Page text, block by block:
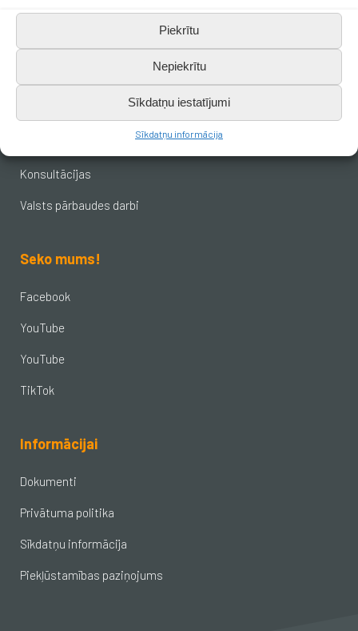
Piekrītu
Nepiekrītu
Sīkdatņu iestatījumi
Sīkdatņu informācija
Ezera iela 6, Brocēni, LV-3851
Svarīgākais skolēniem
Konsultācijas
Valsts pārbaudes darbi
Seko mums!
Facebook
YouTube
YouTube
TikTok
Informācijai
Dokumenti
Privātuma politika
Sīkdatņu informācija
Piekļūstamības paziņojums